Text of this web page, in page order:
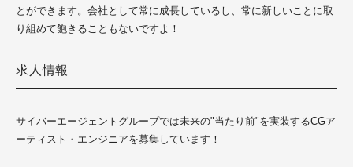
とができます。会社として常に成長しているし、常に新しいことに取
り組めて飽きることもないですよ！
求人情報
サイバーエージェントグループでは未来の"当たり前"を実装するCGア
ーティスト・エンジニアを募集しています！